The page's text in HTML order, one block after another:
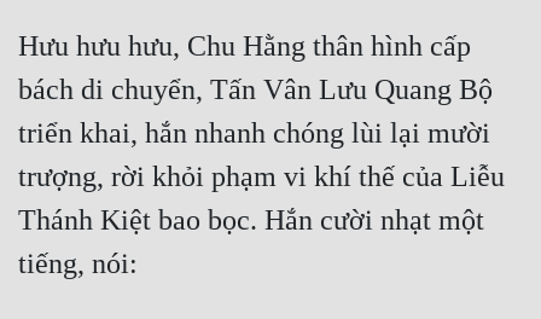
Hưu hưu hưu, Chu Hằng thân hình cấp
bách di chuyển, Tấn Vân Lưu Quang Bộ
triển khai, hắn nhanh chóng lùi lại mười
trượng, rời khỏi phạm vi khí thế của Liễu
Thánh Kiệt bao bọc. Hắn cười nhạt một
tiếng, nói: